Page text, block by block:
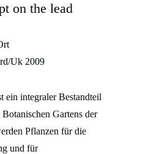
on the lead
Uk 2009
ein integraler Bestandteil
Gartens der
Pflanzen für die
und für